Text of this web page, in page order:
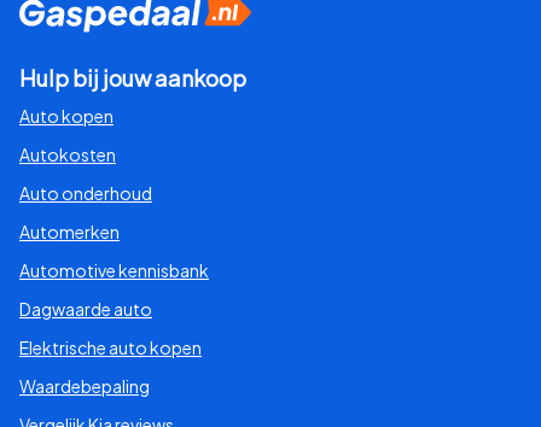
Hulp bij jouw aankoop
Auto kopen
Autokosten
Auto onderhoud
Automerken
Automotive kennisbank
Dagwaarde auto
Elektrische auto kopen
Waardebepaling